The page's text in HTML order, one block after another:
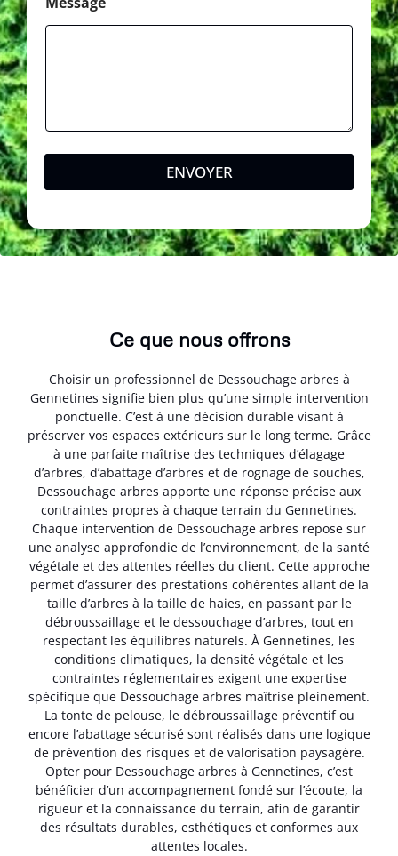
ENVOYER
Ce que nous offrons
Choisir un professionnel de Dessouchage arbres à
Gennetines signifie bien plus qu’une simple intervention
ponctuelle. C’est à une décision durable visant à
préserver vos espaces extérieurs sur le long terme. Grâce
à une parfaite maîtrise des techniques d’élagage
d’arbres, d’abattage d’arbres et de rognage de souches,
Dessouchage arbres apporte une réponse précise aux
contraintes propres à chaque terrain du Gennetines.
Chaque intervention de Dessouchage arbres repose sur
une analyse approfondie de l’environnement, de la santé
végétale et des attentes réelles du client. Cette approche
permet d’assurer des prestations cohérentes allant de la
taille d’arbres à la taille de haies, en passant par le
débroussaillage et le dessouchage d’arbres, tout en
respectant les équilibres naturels. À Gennetines, les
conditions climatiques, la densité végétale et les
contraintes réglementaires exigent une expertise
spécifique que Dessouchage arbres maîtrise pleinement.
La tonte de pelouse, le débroussaillage préventif ou
encore l’abattage sécurisé sont réalisés dans une logique
de prévention des risques et de valorisation paysagère.
Opter pour Dessouchage arbres à Gennetines, c’est
bénéficier d’un accompagnement fondé sur l’écoute, la
rigueur et la connaissance du terrain, afin de garantir
des résultats durables, esthétiques et conformes aux
attentes locales.